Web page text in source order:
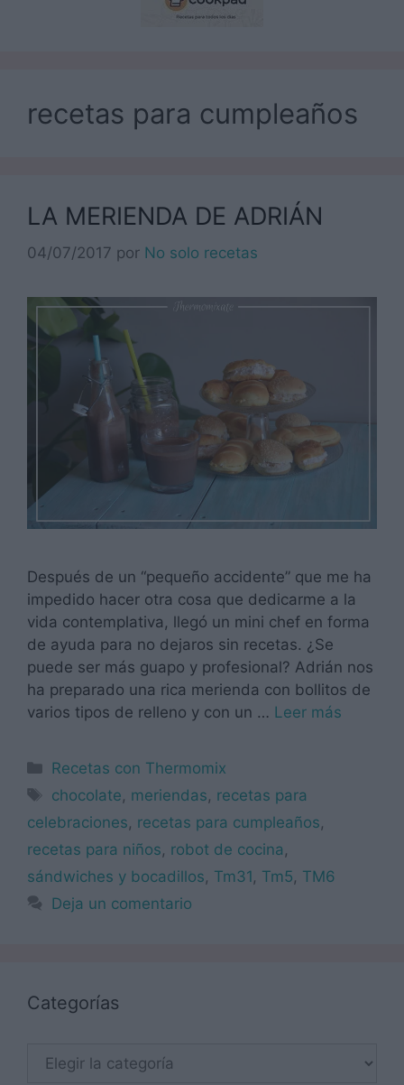
recetas para cumpleaños
LA MERIENDA DE ADRIÁN
04/07/2017 por No solo recetas
Después de un “pequeño accidente” que me ha
impedido hacer otra cosa que dedicarme a la
vida contemplativa, llegó un mini chef en forma
de ayuda para no dejaros sin recetas. ¿Se
puede ser más guapo y profesional? Adrián nos
ha preparado una rica merienda con bollitos de
varios tipos de relleno y con un … Leer más
Categorías
Recetas con Thermomix
Etiquetas
chocolate, meriendas, recetas para
celebraciones, recetas para cumpleaños,
recetas para niños, robot de cocina ,
sándwiches y bocadillos, Tm31, Tm5, TM6
Deja un comentario
Categorías